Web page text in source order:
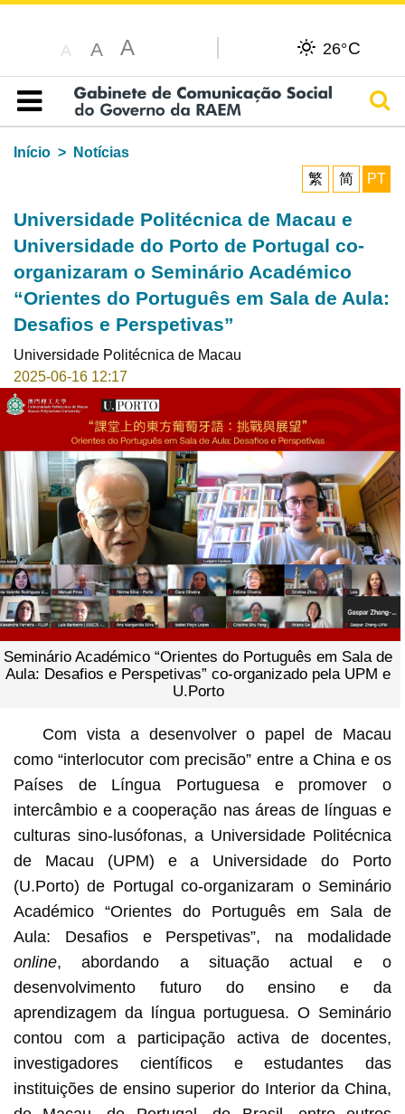
A A A 26°C
Índice
Início
Notícias
繁
简 PT
Universidade Politécnica de Macau e
Universidade do Porto de Portugal co-
organizaram o Seminário Académico
“Orientes do Português em Sala de Aula:
Desafios e Perspetivas”
Universidade Politécnica de Macau
2025-06-16 12:17
Seminário Académico “Orientes do Português em Sala de
Aula: Desafios e Perspetivas” co-organizado pela UPM e
U.Porto
Com vista a desenvolver o papel de Macau
como “interlocutor com precisão” entre a China e os
Países de Língua Portuguesa e promover o
intercâmbio e a cooperação nas áreas de línguas e
culturas sino-lusófonas, a Universidade Politécnica
de Macau (UPM) e a Universidade do Porto
(U.Porto) de Portugal co-organizaram o Seminário
Académico “Orientes do Português em Sala de
Aula: Desafios e Perspetivas”, na modalidade
online, abordando a situação actual e o
desenvolvimento futuro do ensino e da
aprendizagem da língua portuguesa. O Seminário
contou com a participação activa de docentes,
investigadores científicos e estudantes das
instituições de ensino superior do Interior da China,